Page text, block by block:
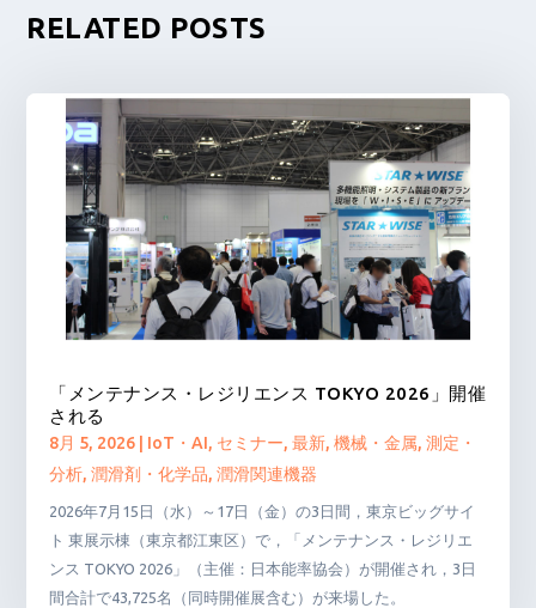
RELATED POSTS
「メンテナンス・レジリエンス TOKYO 2026」開催
される
8月 5, 2026 IoT・AI, セミナー,最新,機械・金属,測定・
分析,潤滑剤・化学品,潤滑関連機器
2026年7月15日（水）～17日（金）の3日間，東京ビッグサイ
ト 東展示棟（東京都江東区）で，「メンテナンス・レジリエ
ンス TOKYO 2026」（主催：日本能率協会）が開催され，3日
間合計で43,725名（同時開催展含む）が来場した。